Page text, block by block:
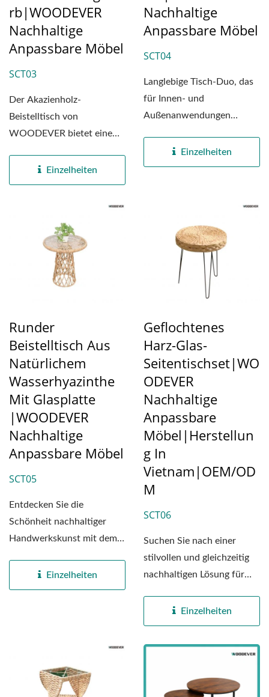
Rb|WOODEVER
Nachhaltige
Anpassbare Möbel
SCT03
Der Akazienholz-
Beistelltisch von
WOODEVER bietet eine
elegantem...Einzelheiten
Nachhaltige
Anpassbare Möbel
SCT04
Langlebige Tisch-Duo, das
für Innen- und
Außenanwendungen
Kombination...Einzelheiten
Runder
Beistelltisch Aus
Natürlichem
Wasserhyazinthe
Mit Glasplatte
|WOODEVER
Nachhaltige
Anpassbare Möbel
SCT05
Entdecken Sie die
Schönheit nachhaltiger
Handwerkskunst mit dem
fachmännisch...
Einzelheiten
Geflochtenes
Harz-Glas-
Seitentischset|WO
ODEVER
Nachhaltige
Anpassbare
Möbel|Herstellun
G In
Vietnam|OEM/OD
M
SCT06
Suchen Sie nach einer
stilvollen und gleichzeitig
nachhaltigen Lösung für
Einzelheiten